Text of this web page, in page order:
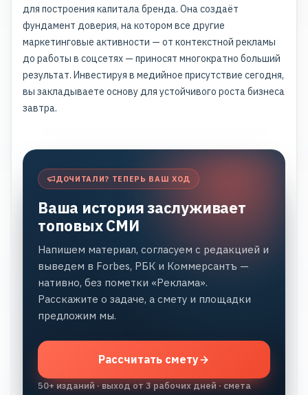
для построения капитала бренда. Она создаёт
фундамент доверия, на котором все другие
маркетинговые активности — от контекстной рекламы
до работы в соцсетях — приносят многократно больший
результат. Инвестируя в медийное присутствие сегодня,
вы закладываете основу для устойчивого роста бизнеса
завтра.
ДОЧИТАЛИ? ТЕПЕРЬ ВАШ ХОД
Ваша история заслуживает
топовых СМИ
Напишем материал, согласуем с редакцией и
выведем в Forbes, РБК и Коммерсантъ —
нативно, без пометки «Реклама».
Расскажите о задаче, а смету и площадки
предложим мы.
Рассчитать смету
50+ изданий · выход от 3 рабочих дней · смета